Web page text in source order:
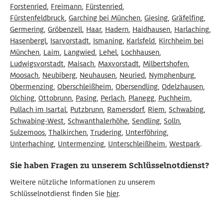
Forstenried, Freimann, Fürstenried,
Fürstenfeldbruck, Garching bei München, Giesing, Gräfelfing,
Germering, Gröbenzell, Haar, Hadern, Haidhausen, Harlaching,
Hasenbergl, Isarvorstadt, Ismaning, Karlsfeld, Kirchheim bei
München, Laim, Langwied, Lehel, Lochhausen,
Ludwigsvorstadt, Maisach, Maxvorstadt, Milbertshofen,
Moosach, Neubiberg, Neuhausen, Neuried, Nymphenburg,
Obermenzing, Oberschleißheim, Obersendling, Odelzhausen,
Olching, Ottobrunn, Pasing, Perlach, Planegg, Puchheim,
Pullach im Isartal, Putzbrunn, Ramersdorf, Riem, Schwabing,
Schwabing-West, Schwanthalerhöhe, Sendling, Solln,
Sulzemoos, Thalkirchen, Trudering, Unterföhring,
Unterhaching, Untermenzing, Unterschleißheim, Westpark.
Sie haben Fragen zu unserem Schlüsselnotdienst?
Weitere nützliche Informationen zu unserem
Schlüsselnotdienst finden Sie hier.